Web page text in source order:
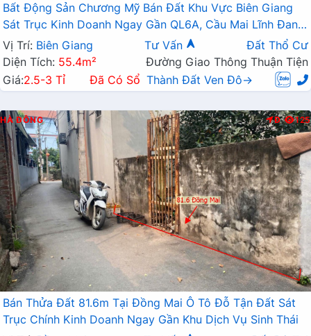
Bất Động Sản Chương Mỹ Bán Đất Khu Vực Biên Giang
Sát Trục Kinh Doanh Ngay Gần QL6A, Cầu Mai Lĩnh Đang
Mở Rộng
Vị Trí: Biên Giang Tư Vấn
Đất Thổ Cư
Diện Tích: 55.4m²
Đường Giao Thông Thuận Tiện
Giá:2.5-3 Tỉ Đã Có Sổ Thành Đất Ven Đô→
HÀ ĐÔNG Đ 125
Bán Thửa Đất 81.6m Tại Đồng Mai Ô Tô Đỗ Tận Đất Sát
Trục Chính Kinh Doanh Ngay Gần Khu Dịch Vụ Sinh Thái